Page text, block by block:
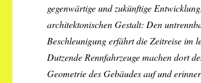
gegenwärtige und zukünftige
architektonischen Gestalt: Den
Beschleunigung erfährt die Zeitreise im
Dutzende Rennfahrzeuge machen dort
Geometrie des Gebäudes auf und